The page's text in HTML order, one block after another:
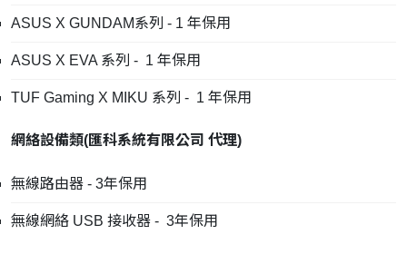
ASUS X GUNDAM系列 - 1 年保用
ASUS X EVA 系列 - 1 年保用
TUF Gaming X MIKU 系列 - 1 年保用
網絡設備類(匯科系統有限公司 代理)
無線路由器 - 3年保用
無線網絡 USB 接收器 - 3年保用